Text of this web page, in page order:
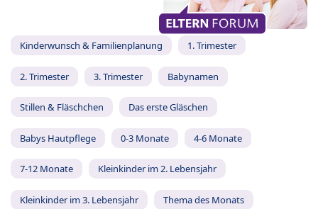
Kinderwunsch & Familienplanung 1. Trimester
2. Trimester 3. Trimester Babynamen
Stillen & Fläschchen Das erste Gläschen
Babys Hautpflege 0-3 Monate 4-6 Monate
7-12 Monate Kleinkinder im 2. Lebensjahr
Kleinkinder im 3. Lebensjahr Thema des Monats